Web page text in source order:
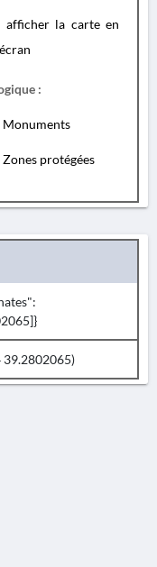
afficher la carte en
:
Monuments
Zones protégées
39.2802065)